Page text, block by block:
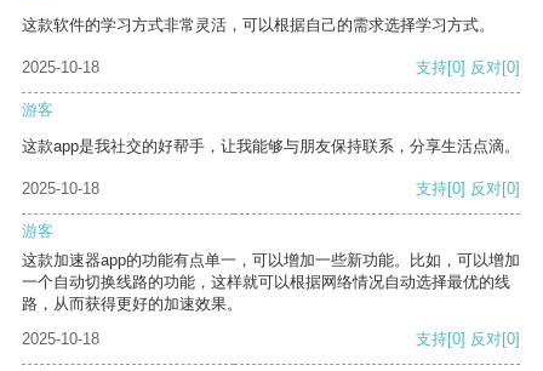
这款软件的学习方式非常灵活，可以根据自己的需求选择学习方式。
2025-10-18 支持[0] 反对[0]
游客
这款app是我社交的好帮手，让我能够与朋友保持联系，分享生活点滴。
2025-10-18 支持[0] 反对[0]
游客
这款加速器app的功能有点单一，可以增加一些新功能。比如，可以增加
一个自动切换线路的功能，这样就可以根据网络情况自动选择最优的线
路，从而获得更好的加速效果。
2025-10-18
支持[0] 反对[0]